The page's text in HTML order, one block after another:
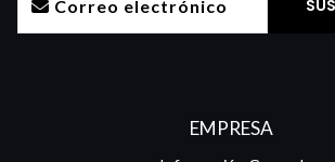
EMPRESA